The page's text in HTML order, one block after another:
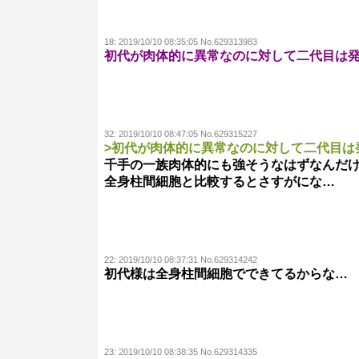
18: 2019/10/10 08:35:05 No.629313983
初代が肉体的に異常なのに対して二代目は
32: 2019/10/10 08:47:05 No.629315227
>初代が肉体的に異常なのに対して二代目
千手の一族肉体的にも強そうなはずなんだ
全身柱間細胞と比較するとさすがにな…
22: 2019/10/10 08:37:31 No.629314242
初代様は全身柱間細胞でできてるからな…
23: 2019/10/10 08:38:35 No.629314335